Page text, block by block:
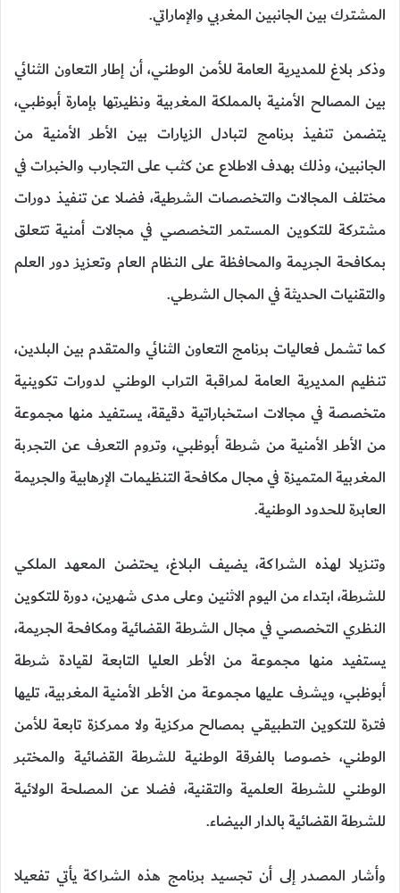
المشترك بين الجانبين المغربي والإماراتي.
وذكر بلاغ للمديرية العامة للأمن الوطني، أن إطار التعاون الثنائي
بين المصالح الأمنية بالمملكة المغربية ونظيرتها بإمارة أبوظبي،
يتضمن تنفيذ برنامج لتبادل الزيارات بين الأطر الأمنية من
الجانبين، وذلك بهدف الاطلاع عن كثب على التجارب والخبرات في
مختلف المجالات والتخصصات الشرطية، فضلا عن تنفيذ دورات
مشتركة للتكوين المستمر التخصصي في مجالات أمنية تتعلق
بمكافحة الجريمة والمحافظة على النظام العام وتعزيز دور العلم
والتقنيات الحديثة في المجال الشرطي.
كما تشمل فعاليات برنامج التعاون الثنائي والمتقدم بين البلدين،
تنظيم المديرية العامة لمراقبة التراب الوطني لدورات تكوينية
متخصصة في مجالات استخباراتية دقيقة، يستفيد منها مجموعة
من الأطر الأمنية من شرطة أبوظبي، وتروم التعرف عن التجربة
المغربية المتميزة في مجال مكافحة التنظيمات الإرهابية والجريمة
العابرة للحدود الوطنية.
وتنزيلا لهذه الشراكة، يضيف البلاغ، يحتضن المعهد الملكي
للشرطة، ابتداء من اليوم الاثنين وعلى مدى شهرين، دورة للتكوين
النظري التخصصي في مجال الشرطة القضائية ومكافحة الجريمة،
يستفيد منها مجموعة من الأطر العليا التابعة لقيادة شرطة
أبوظبي، ويشرف عليها مجموعة من الأطر الأمنية المغربية، تليها
فترة للتكوين التطبيقي بمصالح مركزية ولا ممركزة تابعة للأمن
الوطني، خصوصا بالفرقة الوطنية للشرطة القضائية والمختبر
الوطني للشرطة العلمية والتقنية، فضلا عن المصلحة الولائية
للشرطة القضائية بالدار البيضاء.
وأشار المصدر إلى أن تجسيد برنامج هذه الشراكة يأتي تفعيلا